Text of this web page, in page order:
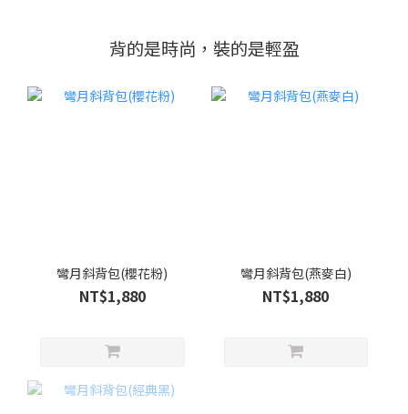
背的是時尚，裝的是輕盈
彎月斜背包(櫻花粉)
NT$1,880
彎月斜背包(燕麥白)
NT$1,880